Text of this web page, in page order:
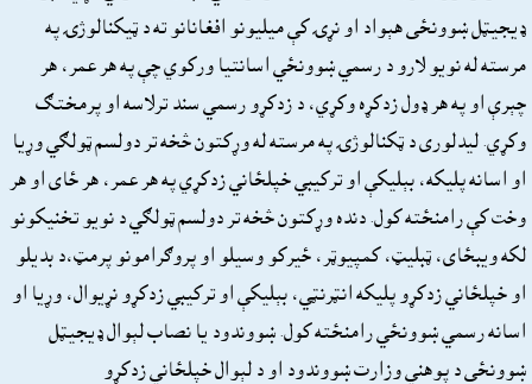
ډيجيټل ښوونځى هېواد او نړۍ کې ميليونو افغانانو ته د ټيکنالوژۍ په
مرسته له نويو لارو د رسمي ښوونځي اسانتيا ورکوي چې په هر عمر، هر
چېرې او په هر ډول زدکړه وکړي، د زدکړو رسمي سند ترلاسه او پرمختګ
وکړي. ليدلورى د ټکنالوژۍ په مرسته له وړکتون څخه تر دولسم ټولګي وړيا
او اسانه پليکه، بېليکې او ترکيبي خپلځاني زدکړي په هر عمر، هر ځاى او هر
وخت کې رامنځته کول. دنده وړکتون څخه تر دولسم ټولګي د نويو تخنيکونو
لکه ويبځاى، ټبليټ، کمپيوټر، ځيرکو وسيلو او پروګرامونو پرمټ،د بديلو
او خپلځاني زدکړو پليکه انټرنټي، بېليکې او ترکيبي زدکړو نړيوال، وړيا او
اسانه رسمي ښوونځي رامنځته کول. ښووندود يا نصاب لېوال ډيجيټل
ښوونځى د پوهني وزارت ښووندود او د لېوال خپلځاني زدکړو